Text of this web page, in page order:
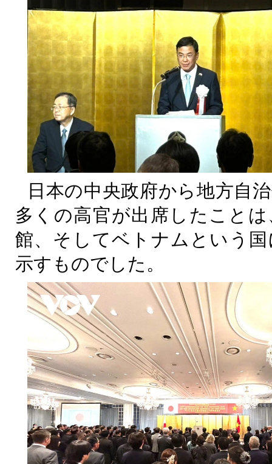
日本の中央政府から地方自
多くの高官が出席したこと
館、そしてベトナムという
示すものでした。